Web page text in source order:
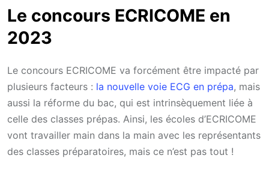
Le concours ECRICOME en
2023
Le concours ECRICOME va forcément être impacté par
plusieurs facteurs : la nouvelle voie ECG en prépa, mais
aussi la réforme du bac, qui est intrinsèquement liée à
celle des classes prépas. Ainsi, les écoles d’ECRICOME
vont travailler main dans la main avec les représentants
des classes préparatoires, mais ce n’est pas tout !